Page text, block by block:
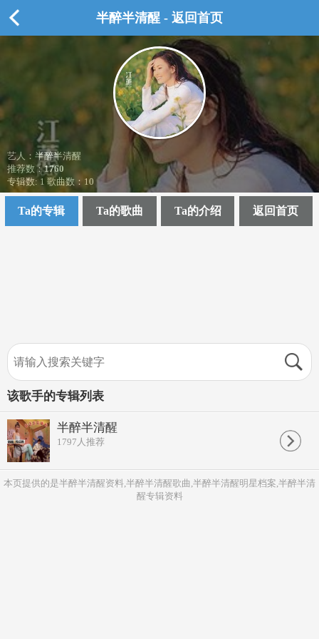
半醉半清醒 - 返回首页
艺人：半醉半清醒
推荐数：1760
专辑数: 1 歌曲数：10
Ta的专辑 Ta的歌曲 Ta的介绍 返回首页
该歌手的专辑列表
半醉半清醒
1797 人推荐
本页提供的是半醉半清醒资料,半醉半清醒歌曲,半醉半清醒明星档案,半醉半清
醒专辑资料